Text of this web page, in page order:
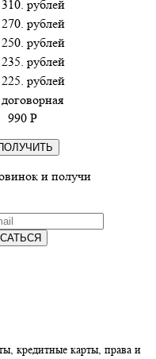
310. рублей
270. рублей
250. рублей
235. рублей
225. рублей
договорная
990 P
и получи
кредитные карты, права и